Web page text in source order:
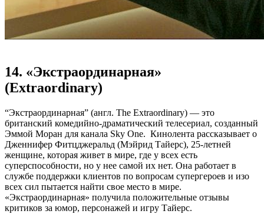
14. «Экстраординарная»
(Extraordinary)
“Экстраординарная” (англ. The Extraordinary) — это
британский комедийно-драматический телесериал, созданный
Эммой Моран для канала Sky One. Кинолента рассказывает о
Дженнифер Фитцджеральд (Мэйрид Тайерс), 25-летней
женщине, которая живет в мире, где у всех есть
суперспособности, но у нее самой их нет. Она работает в
службе поддержки клиентов по вопросам супергероев и изо
всех сил пытается найти свое место в мире.
«Экстраординарная» получила положительные отзывы
критиков за юмор, персонажей и игру Тайерс.